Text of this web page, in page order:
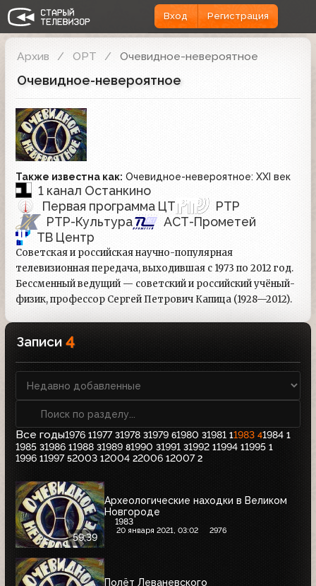
Вход Регистрация
Архив ОРТ Очевидное-невероятное
Очевидное-невероятное
Также известна как: Очевидное-невероятное: XXI век
1 канал Останкино
Первая программа ЦТ
РТР
РТР-Культура
АСТ-Прометей
ТВ Центр
Советская и российская научно-популярная
телевизионная передача, выходившая с 1973 по 2012 год.
Бессменный ведущий — советский и российский учёный-
физик, профессор Сергей Петрович Капица (1928—2012).
Записи 4
Все годы1976 11977 31978 31979 61980 31981 11983 41984 1
1985 31986 11988 31989 81990 31991 31992 11994 11995 1
1996 11997 52003 12004 22006 12007 2
59:39
Археологические находки в Великом
Новгороде
1983
20 января 2021, 03:02 2976
Полёт Леваневского